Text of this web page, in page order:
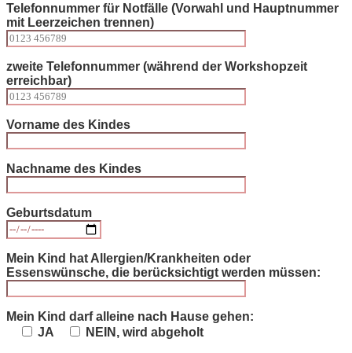
Telefonnummer für Notfälle (Vorwahl und Hauptnummer
mit Leerzeichen trennen)
zweite Telefonnummer (während der Workshopzeit
erreichbar)
Vorname des Kindes
Nachname des Kindes
Geburtsdatum
Mein Kind hat Allergien/Krankheiten oder
Essenswünsche, die berücksichtigt werden müssen:
Mein Kind darf alleine nach Hause gehen:
JA
NEIN, wird abgeholt